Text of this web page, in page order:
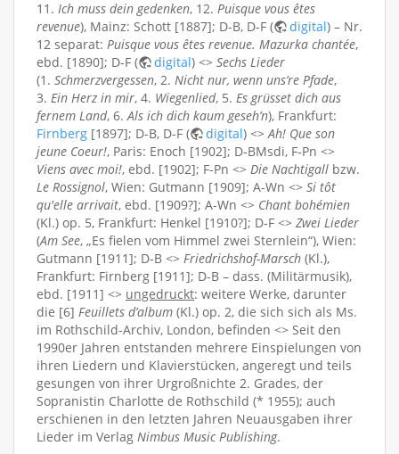
11. Ich muss dein gedenken, 12. Puisque vous êtes
revenue), Mainz: Schott [1887]; D-B, D-F ( digital) – Nr.
12 separat: Puisque vous êtes revenue. Mazurka chantée,
ebd. [1890]; D-F (
digital) <> Sechs Lieder
(1. Schmerzvergessen, 2. Nicht nur, wenn uns’re Pfade,
3. Ein Herz in mir, 4. Wiegenlied, 5. Es grüsset dich aus
fernem Land, 6.Als ich dich kaum geseh’n), Frankfurt:
Firnberg [1897]; D-B, D-F ( digital) <>Ah! Que son
jeune Coeur!, Paris: Enoch [1902]; D-BMsdi, F-Pn <>
Viens avec moi!, ebd. [1902]; F-Pn <> Die Nachtigall bzw.
Le Rossignol, Wien: Gutmann [1909]; A-Wn <> Si tôt
qu'elle arrivait, ebd. [1909?]; A-Wn <> Chant bohémien
(Kl.) op. 5, Frankfurt: Henkel [1910?]; D-F <> Zwei Lieder
(Am See, „Es fielen vom Himmel zwei Sternlein“), Wien:
Gutmann [1911]; D-B <> Friedrichshof-Marsch (Kl.),
Frankfurt: Firnberg [1911]; D-B – dass. (Militärmusik),
ebd. [1911] <> ungedruckt: weitere Werke, darunter
die [6] Feuillets d’album (Kl.) op. 2, die sich sich als Ms.
im Rothschild-Archiv, London, befinden <> Seit den
1990er Jahren entstanden mehrere Einspielungen von
ihren Liedern und Klavierstücken, angeregt und teils
gesungen von ihrer Urgroßnichte 2. Grades, der
Sopranistin Charlotte de Rothschild (* 1955); auch
erschienen in den letzten Jahren Neuausgaben ihrer
Lieder im Verlag Nimbus Music Publishing.